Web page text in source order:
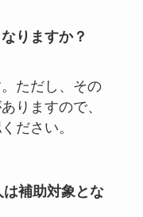
りますか？
ただし、その
りますので、
ださい。
補助対象とな